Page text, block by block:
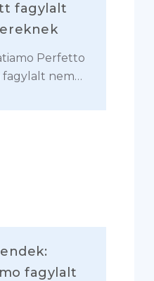
fagylalt
Perfetto
fagylalt nem…
fagylalt